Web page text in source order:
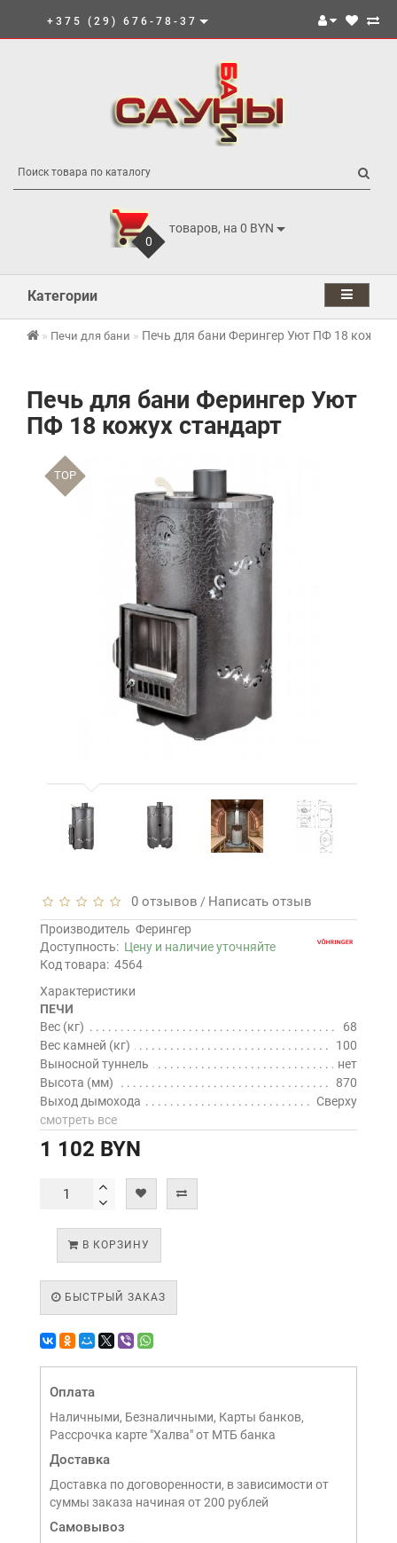
+375 (29) 676-78-37
0
товаров, на 0 BYN
Категории
Печи для бани Печь для бани Ферингер Уют ПФ 18 кожух
Печь для бани Ферингер Уют
ПФ 18 кожух стандарт
TOP
0 отзывов / Написать отзыв
Производитель Ферингер
Доступность: Цену и наличие уточняйте
Код товара: 4564
Характеристики
ПЕЧИ
Вес (кг)
68
Вес камней (кг)
100
Выносной туннель
нет
Высота (мм)
870
Выход дымохода
Сверху
смотреть все
1 102 BYN
В КОРЗИНУ
БЫСТРЫЙ ЗАКАЗ
Оплата
Наличными, Безналичными, Карты банков,
Рассрочка карте "Халва" от МТБ банка
Доставка
Доставка по договоренности, в зависимости от
суммы заказа начиная от 200 рублей
Самовывоз